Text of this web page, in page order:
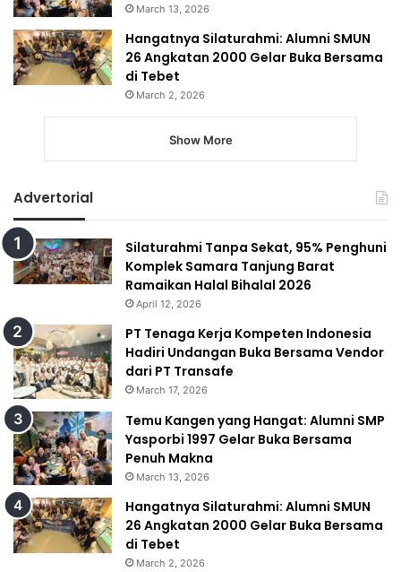
March 13, 2026
Hangatnya Silaturahmi: Alumni SMUN
26 Angkatan 2000 Gelar Buka Bersama
di Tebet
March 2, 2026
Show More
Advertorial
Silaturahmi Tanpa Sekat, 95% Penghuni
Komplek Samara Tanjung Barat
Ramaikan Halal Bihalal 2026
April 12, 2026
PT Tenaga Kerja Kompeten Indonesia
Hadiri Undangan Buka Bersama Vendor
dari PT Transafe
March 17, 2026
Temu Kangen yang Hangat: Alumni SMP
Yasporbi 1997 Gelar Buka Bersama
Penuh Makna
March 13, 2026
Hangatnya Silaturahmi: Alumni SMUN
26 Angkatan 2000 Gelar Buka Bersama
di Tebet
March 2, 2026